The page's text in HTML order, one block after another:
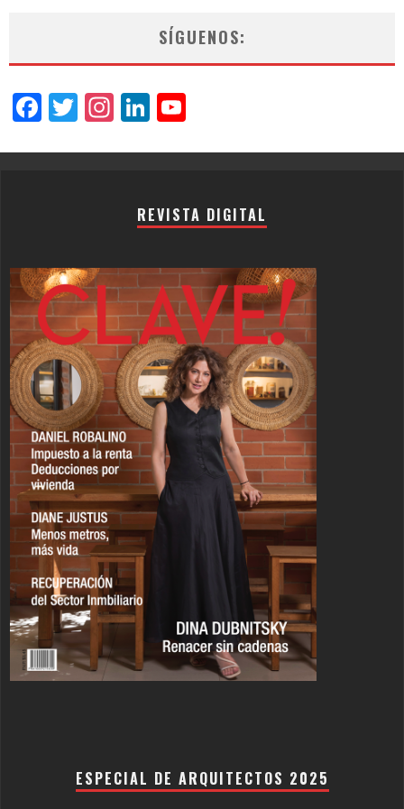
SÍGUENOS:
Facebook
Twitter
Instagram
LinkedIn
REVISTA DIGITAL
ESPECIAL DE ARQUITECTOS 2025